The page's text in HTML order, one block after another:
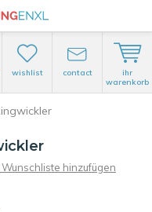
wishlist contact
ihr
warenkorb
Wunschliste hinzufügen